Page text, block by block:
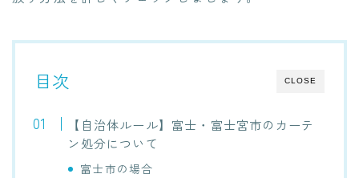
CLOSE
目次
【自治体ルール】富士・富士宮市のカーテ
ン処分について
富士市の場合